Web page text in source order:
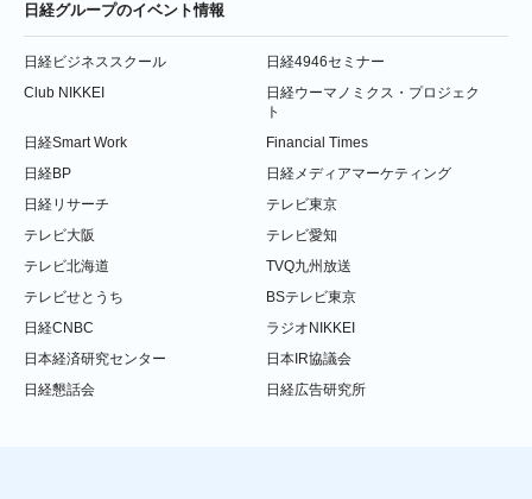
日経グループのイベント情報
日経ビジネススクール
日経4946セミナー
Club NIKKEI
日経ウーマノミクス・プロジェク
ト
日経Smart Work
Financial Times
日経BP
日経メディアマーケティング
日経リサーチ
テレビ東京
テレビ大阪
テレビ愛知
テレビ北海道
TVQ九州放送
テレビせとうち
BSテレビ東京
日経CNBC
ラジオNIKKEI
日本経済研究センター
日本IR協議会
日経懇話会
日経広告研究所